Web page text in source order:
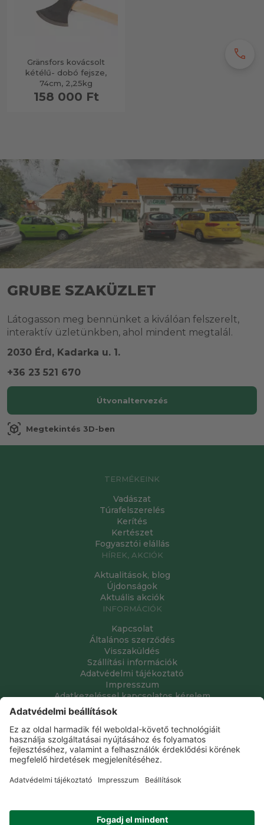
Gränsfors kovácsolt
kétélű- dobó fejsze,
74cm, 2,25kg
158 000 Ft
call
GRUBE SZAKÜZLET
Látogasson meg bennünket a kiválóan felszerelt,
interaktív üzletünkben, ahol mindent megtalál.
2030 Érd, Kadarka u. 1.
+36 23 521 670
Útvonaltervezés
view_in_ar Megtekintés 3D-ben
TERMÉKEINK
Vadászat
Túrafelszerelés
Kerítés
Kertészet
Fogyasztói elállás
HÍREK, AKCIÓK
Aktualitások, blog
Újdonságok
Aktuális akciók
INFORMÁCIÓK
Kapcsolat
Általános szerződés
Visszaküldés
Szállítási információk
Adatvédelmi tájékoztató
Impresszum
Adatkezeléssel kapcsolatos kérelem